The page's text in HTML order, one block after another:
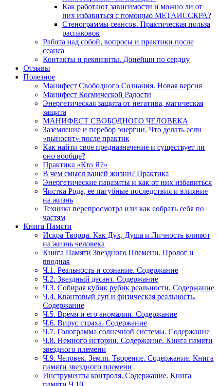
Как работают зависимости и можно ли от
них избавиться с помощью МЕТАИССКРА?
Стенограммы сеансов. Практическая польза
распаковок
Работа над собой, вопросы и практики после
сеанса
Контакты и реквизиты. Донейшн по сердцу
Отзывы
Полезное
Манифест Свободного Сознания. Новая версия
Манифест Космической Радости
Энергетическая защита от негатива, магическая
защита
МАНИФЕСТ СВОБОДНОГО ЧЕЛОВЕКА
Заземление и перебор энергии. Что делать если
«выносит» после практик
Как найти свое предназначение и существует ли
оно вообще?
Практика «Кто Я?»
В чем смысл вашей жизни? Практика
Энергетические паразиты и как от них избавиться
Чистка Рода, ее пагубные последствия и влияние
на жизнь
Техника перепросмотра или как собрать себя по
частям
Книга Памяти
Искра Творца. Как Дух, Душа и Личность влияют
на жизнь человека
Книга Памяти Звездного Племени. Пролог и
вводная
Ч.1. Реальность и сознание. Содержание
Ч.2. Звездный десант. Содержание
Ч.3. Собирая кубик рубик реальности. Содержание
Ч.4. Квантовый суп и физическая реальность.
Содержание
Ч.5. Время и его аномалии. Содержание
Ч.6. Вирус страха. Содержание
Ч.7. Голограмма солнечной системы. Содержание
Ч.8. Немного истории. Содержание. Книга памяти
звездного племени
Ч.9. Человек. Земля. Творение. Содержание. Книга
памяти звездного племени
Инструменты контроля. Содержание. Книга
памяти Ч.10